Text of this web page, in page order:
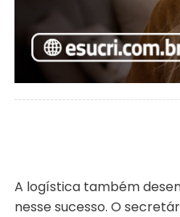
A logística também
nesse sucesso. O